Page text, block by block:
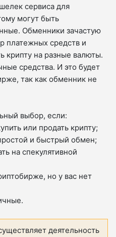
сервиса для
могут быть
Обменники зачастую
платежных средств и
крипту на разные валюты.
средства. И это будет
так как обменник не
выбор, если:
или продать крипту;
и быстрый обмен;
на спекулятивной
но у вас нет
деятельность